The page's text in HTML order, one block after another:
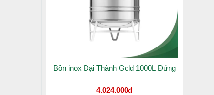
Bồn inox Đại Thành Gold 1000L Đứng
4.024.000đ